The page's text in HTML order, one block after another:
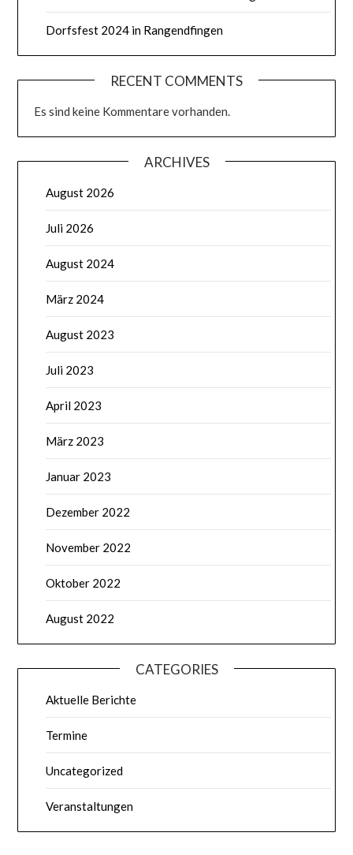
Dorfsfest 2024 in Rangendfingen
RECENT COMMENTS
Es sind keine Kommentare vorhanden.
ARCHIVES
August 2026
Juli 2026
August 2024
März 2024
August 2023
Juli 2023
April 2023
März 2023
Januar 2023
Dezember 2022
November 2022
Oktober 2022
August 2022
CATEGORIES
Aktuelle Berichte
Termine
Uncategorized
Veranstaltungen